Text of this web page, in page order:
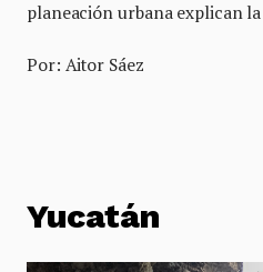
planeación urbana explican
Por: Aitor Sáez
Yucatán